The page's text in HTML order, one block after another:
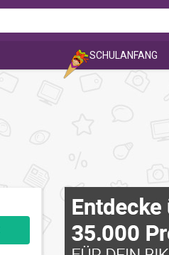
SCHULANFANG